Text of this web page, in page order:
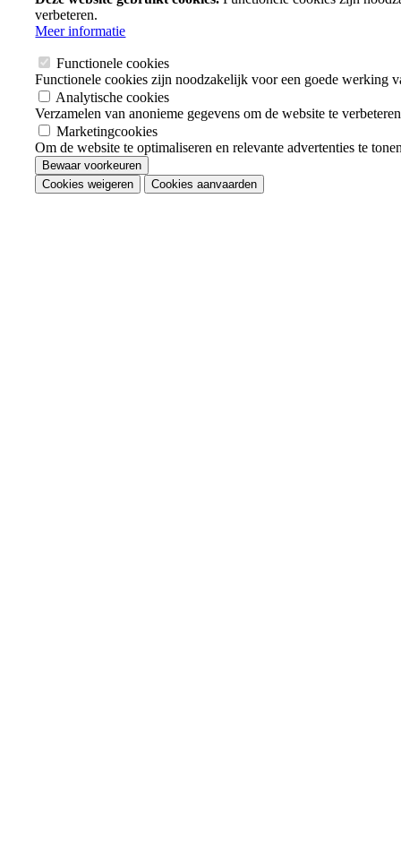
verbeteren.
Meer informatie
Functionele cookies
Functionele cookies zijn noodzakelijk voor een goede werking
Analytische cookies
Verzamelen van anonieme gegevens om de website te
Marketingcookies
Om de website te optimaliseren en relevante advertenties te
Bewaar voorkeuren
Cookies weigeren
Cookies aanvaarden